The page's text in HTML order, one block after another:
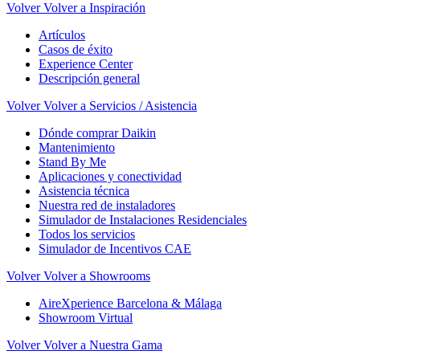
Volver Volver a Inspiración
Artículos
Casos de éxito
Experience Center
Descripción general
Volver Volver a Servicios / Asistencia
Dónde comprar Daikin
Mantenimiento
Stand By Me
Aplicaciones y conectividad
Asistencia técnica
Nuestra red de instaladores
Simulador de Instalaciones Residenciales
Todos los servicios
Simulador de Incentivos CAE
Volver Volver a Showrooms
AireXperience Barcelona & Málaga
Showroom Virtual
Volver Volver a Nuestra Gama